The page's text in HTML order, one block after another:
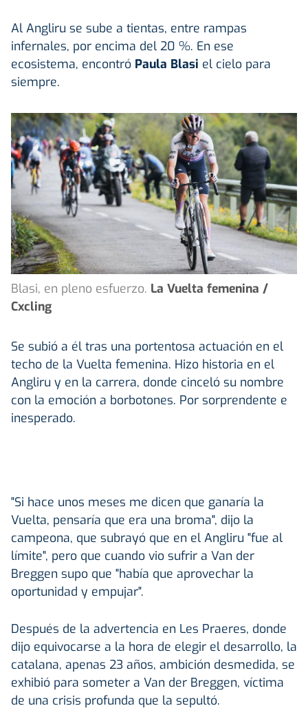
Al Angliru se sube a tientas, entre rampas
infernales, por encima del 20 %. En ese
ecosistema, encontró Paula Blasi el cielo para
siempre.
Blasi, en pleno esfuerzo. La Vuelta femenina /
Cxcling
Se subió a él tras una portentosa actuación en el
techo de la Vuelta femenina. Hizo historia en el
Angliru y en la carrera, donde cinceló su nombre
con la emoción a borbotones. Por sorprendente e
inesperado.
"Si hace unos meses me dicen que ganaría la
Vuelta, pensaría que era una broma", dijo la
campeona, que subrayó que en el Angliru "fue al
límite", pero que cuando vio sufrir a Van der
Breggen supo que "había que aprovechar la
oportunidad y empujar".
Después de la advertencia en Les Praeres, donde
dijo equivocarse a la hora de elegir el desarrollo, la
catalana, apenas 23 años, ambición desmedida, se
exhibió para someter a Van der Breggen, víctima
de una crisis profunda que la sepultó.